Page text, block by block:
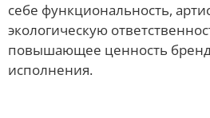
себе функциональность,
экологическую
повышающее ценность
исполнения.